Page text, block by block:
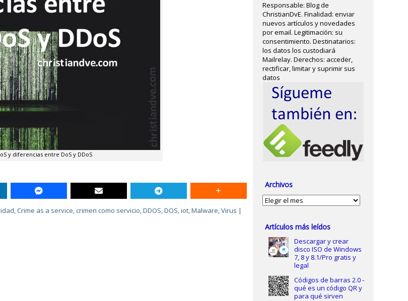
y diferencias entre DoS y DDoS
,Crime as a service,crimen como servicio,DDOS,DOS,iot,Malware,Virus |
Responsable: Blog de
ChristianDvE. Finalidad: enviar
nuevos artículos y novedades
por email. Legitimación: su
consentimiento. Destinatarios:
los datos los custodiará
Mailrelay. Derechos: acceder,
rectificar, limitar y suprimir sus
datos
Archivos
Archivos
Artículos más leídos
Descargar y crear
disco ISO de Windows
7, 8 y 8.1/Pro gratis y
legal
Códigos de barras 2.0 -
qué es un código QR y
para qué sirven